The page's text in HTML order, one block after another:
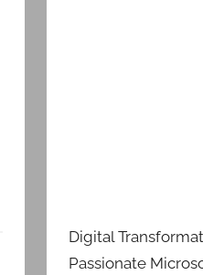
Digital
Passionate